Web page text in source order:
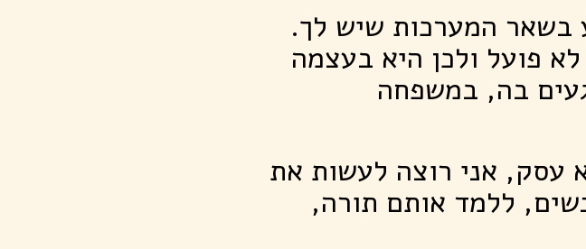
בשאר המערכות שיש לך.
פועל ולכן היא בעצמה
בה, במשפחה
עסק, אני רוצה לעשות את
ללמד אותם תורה,